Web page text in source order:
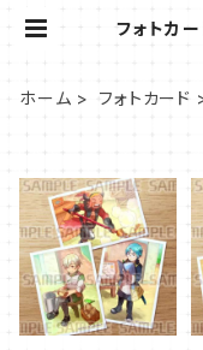
フォトカ
ホーム フォトカード